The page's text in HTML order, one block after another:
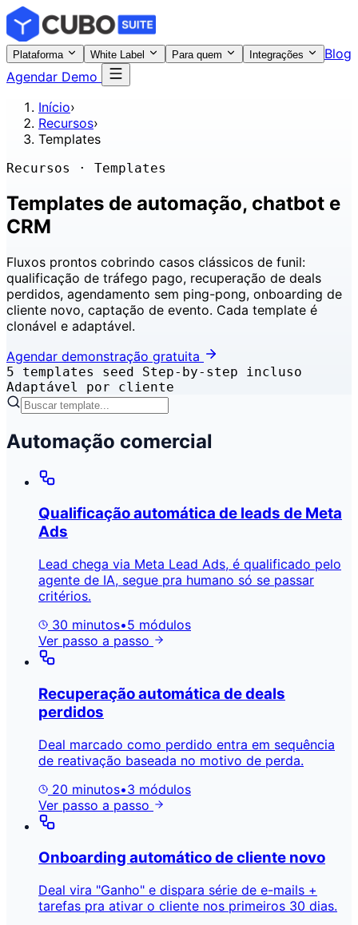
Plataforma White Label Para quem Integrações
Blog
Agendar Demo
Início›
Recursos›
Templates
Recursos · Templates
Templates de automação, chatbot e
CRM
Fluxos prontos cobrindo casos clássicos de funil:
qualificação de tráfego pago, recuperação de deals
perdidos, agendamento sem ping-pong, onboarding de
cliente novo, captação de evento. Cada template é
clonável e adaptável.
Agendar demonstração gratuita
5 templates seed Step-by-step incluso
Adaptável por cliente
Automação comercial
Qualificação automática de leads de Meta
Ads
Lead chega via Meta Lead Ads, é qualificado pelo
agente de IA, segue pra humano só se passar
critérios.
30 minutos•5 módulos
Ver passo a passo
Recuperação automática de deals
perdidos
Deal marcado como perdido entra em sequência
de reativação baseada no motivo de perda.
20 minutos•3 módulos
Ver passo a passo
Onboarding automático de cliente novo
Deal vira "Ganho" e dispara série de e-mails +
tarefas pra ativar o cliente nos primeiros 30 dias.